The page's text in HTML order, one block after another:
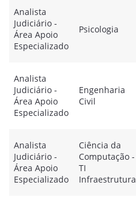
Analista
Judiciário -
Área Apoio
Especializado
Psicologia
Analista
Judiciário -
Área Apoio
Especializado
Engenharia
Civil
Analista
Judiciário -
Área Apoio
Especializado
Ciência da
Computação -
TI
Infraestrutura